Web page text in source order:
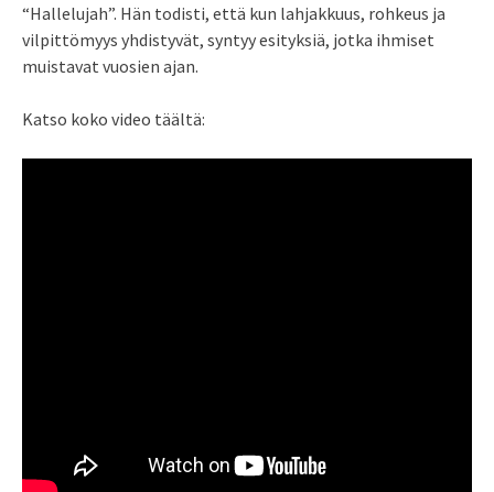
“Hallelujah”. Hän todisti, että kun lahjakkuus, rohkeus ja
vilpittömyys yhdistyvät, syntyy esityksiä, jotka ihmiset
muistavat vuosien ajan.
Katso koko video täältä: